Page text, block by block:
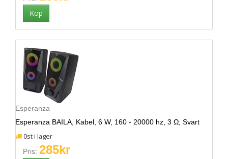
Esperanza
Esperanza BAILA, Kabel, 6 W, 160 - 20000 hz, 3 Ω, Svart
0st i lager
Pris: 285kr